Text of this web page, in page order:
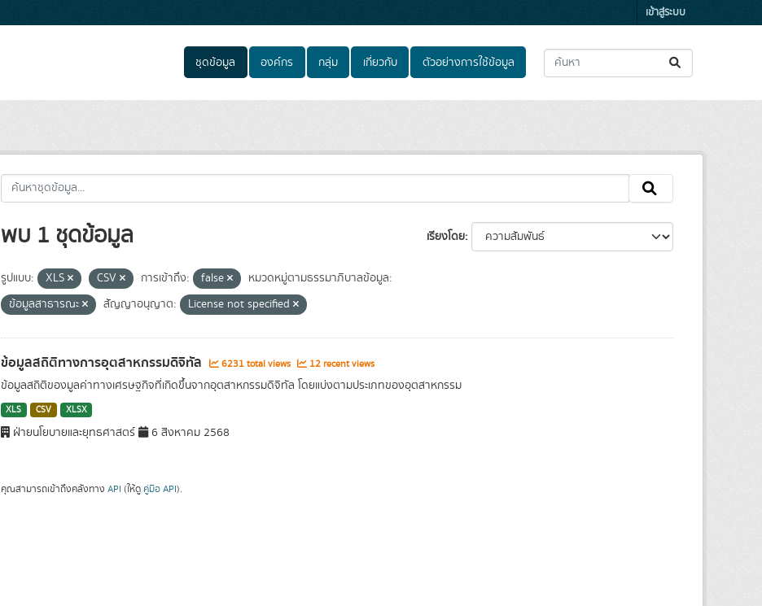
เข้าสู่ระบบ
ชุดข้อมูล องค์กร กลุ่ม เกี่ยวกับ ตัวอย่างการใช้ข้อมูล
เรียงโดย
พบ 1 ชุดข้อมูล
รูปแบบ: XLS CSV การเข้าถึง: false
หมวดหมู่ตามธรรมาภิบาลข้อมูล:
ข้อมูลสาธารณะ
สัญญาอนุญาต: License not specified
ข้อมูลสถิติทางการอุตสาหกรรมดิจิทัล 6231 total views 12 recent views
ข้อมูลสถิติของมูลค่าทางเศรษฐกิจที่เกิดขึ้นจากอุตสาหกรรมดิจิทัล โดยแบ่งตามประเภทของอุตสาหกรรม
XLS CSV XLSX
ฝ่ายนโยบายและยุทธศาสตร์ 6 สิงหาคม 2568
คุณสามารถเข้าถึงคลังทาง API (ให้ดู คู่มือ API).